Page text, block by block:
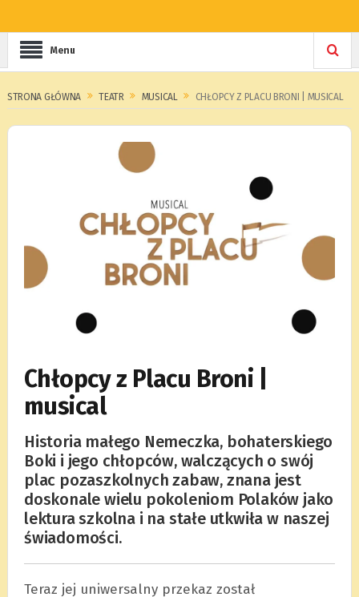
Menu
STRONA GŁÓWNA TEATR MUSICAL CHŁOPCY Z PLACU BRONI | MUSICAL
Chłopcy z Placu Broni |
musical
Historia małego Nemeczka, bohaterskiego
Boki i jego chłopców, walczących o swój
plac pozaszkolnych zabaw, znana jest
doskonale wielu pokoleniom Polaków jako
lektura szkolna i na stałe utkwiła w naszej
świadomości.
Teraz jej uniwersalny przekaz został